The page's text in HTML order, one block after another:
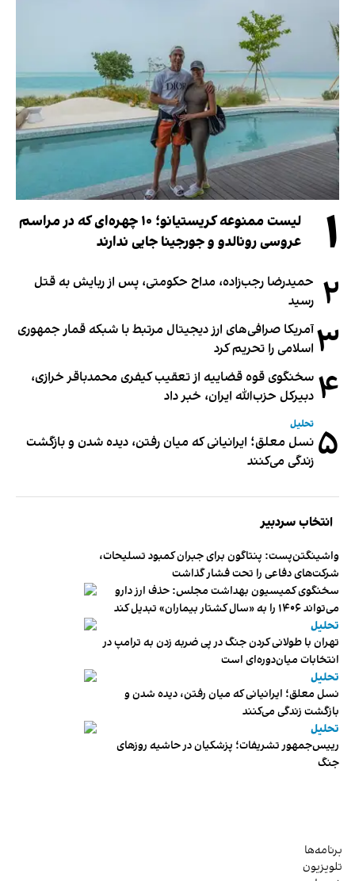
۱
لیست ممنوعه کریستیانو؛ ۱۰ چهره‌ای که در مراسم
عروسی رونالدو و جورجینا جایی ندارند
۲ حمیدرضا رجب‌زاده، مداح حکومتی، پس از ربایش به قتل
رسید
۳آمریکا صرافی‌های ارز دیجیتال مرتبط با شبکه قمار جمهوری
اسلامی را تحریم کرد
۴ سخنگوی قوه قضاییه از تعقیب کیفری محمدباقر خرازی،
دبیر‌کل حزب‌الله ایران، خبر داد
۵ تحلیل
نسل معلق؛ ایرانیانی که میان رفتن، دیده شدن و بازگشت
زندگی می‌کنند
انتخاب سردبیر
واشینگتن‌پست: پنتاگون برای جبران کمبود تسلیحات،
شرکت‌های دفاعی را تحت فشار گذاشت
سخنگوی کمیسیون بهداشت مجلس: حذف ارز دارو
می‌تواند ۱۴۰۶ را به «سال کشتار بیماران» تبدیل کند
تحلیل
تهران با طولانی کردن جنگ در پی ضربه زدن به ترامپ در
انتخابات میان‌دوره‌ای است
تحلیل
نسل معلق؛ ایرانیانی که میان رفتن، دیده شدن و
بازگشت زندگی می‌کنند
تحلیل
رییس‌جمهور تشریفات؛ پزشکیان در حاشیه روزهای
جنگ
برنامه‌ها
تلویزیون